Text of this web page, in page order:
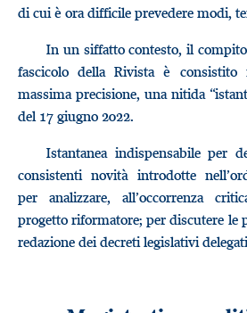
di cui è ora difficile prevedere modi,
In un siffatto contesto, il
fascicolo della Rivista è consistito
massima precisione, una nitida
del 17 giugno 2022.
Istantanea indispensabile per
consistenti novità introdotte
per analizzare, all’occorrenza
progetto riformatore; per discutere le
redazione dei decreti legislativi